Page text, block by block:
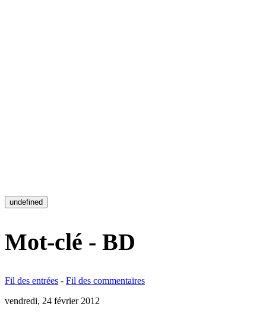
undefined
Mot-clé - BD
Fil des entrées - Fil des commentaires
vendredi, 24 février 2012